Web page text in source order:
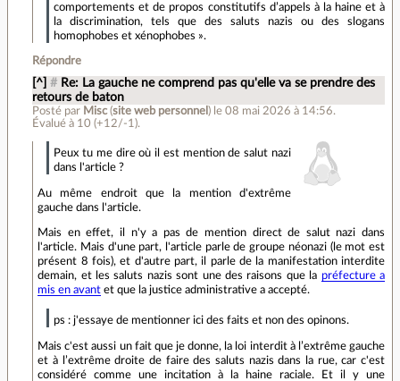
comportements et de propos constitutifs d’appels à la haine et à
la discrimination, tels que des saluts nazis ou des slogans
homophobes et xénophobes ».
Répondre
[^] # Re: La gauche ne comprend pas qu'elle va se prendre des
retours de baton
Posté par Misc(site web personnel ) le 08 mai 2026 à 14:56.
Évalué à 10 (+12/-1).
Peux tu me dire où il est mention de salut nazi
dans l'article ?
Au même endroit que la mention d'extrême
gauche dans l'article.
Mais en effet, il n'y a pas de mention direct de salut nazi dans
l'article. Mais d'une part, l'article parle de groupe néonazi (le mot est
présent 8 fois), et d'autre part, il parle de la manifestation interdite
demain, et les saluts nazis sont une des raisons que la préfecture a
mis en avant et que la justice administrative a accepté.
ps : j'essaye de mentionner ici des faits et non des opinons.
Mais c'est aussi un fait que je donne, la loi interdit à l’extrême gauche
et à l’extrême droite de faire des saluts nazis dans la rue, car c'est
considéré comme une incitation à la haine raciale. Et il y une